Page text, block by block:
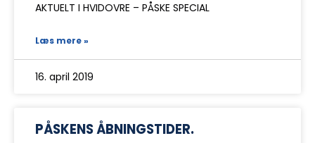
AKTUELT I HVIDOVRE – PÅSKE SPECIAL
Læs mere »
16. april 2019
PÅSKENS ÅBNINGSTIDER.